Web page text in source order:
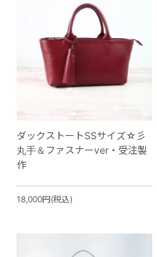
ダックストートSSサイズ☆彡
丸手＆ファスナーver・受注製
作
18,000円(税込)